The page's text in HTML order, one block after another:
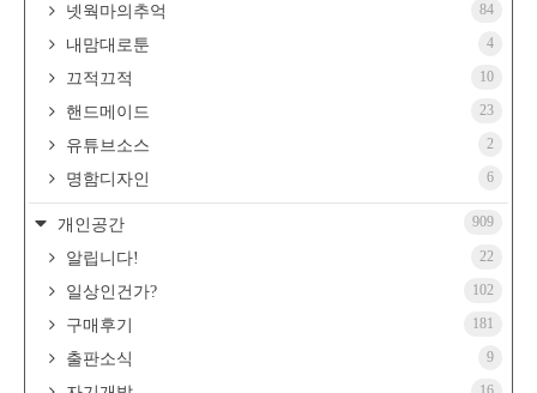
넷웍마의추억 84
내맘대로툰 4
끄적끄적 10
핸드메이드 23
유튜브소스 2
명함디자인 6
개인공간 909
알립니다! 22
일상인건가? 102
구매후기 181
출판소식 9